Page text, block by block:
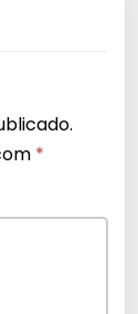
*